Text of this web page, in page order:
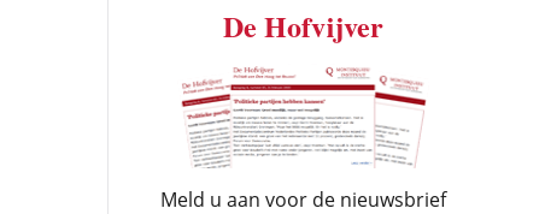
De Hofvijver
Meld u aan voor de nieuwsbrief